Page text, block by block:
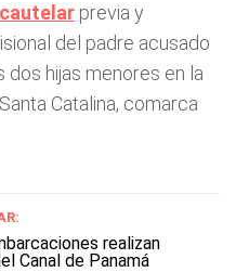
previa y
del padre acusado
hijas menores en la
Catalina, comarca
realizan
Canal de Panamá